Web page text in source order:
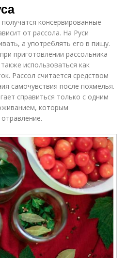
консервированные
от рассола. На Руси
а употреблять его в пищу.
приготовлении рассольника
использоваться как
Рассол считается средством
самочувствия после похмелья.
справиться только с одним
которым